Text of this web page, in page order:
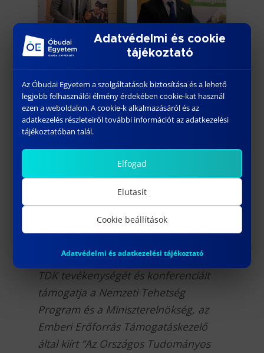
A Neumann János Informatikai Kar
TDK tevékenységét és konferenciáit
támogatja a Nemzeti Tehetség
Program és a Miniszterelnökség, az
Emberi Erőforrás Támogatáskezelő
által kiírt “Az Országos Tudományos
Adatvédelmi és cookie
tájékoztató
Az Óbudai Egyetem a szolgáltatások biztosítása és a lehető
legjobb felhasználói élmény érdekében cookie-kat használ
ezen a weboldalon. A cookie-k alkalmazásáról és az
adatkezelés részleteiről további információt az adatkezelési
tájékoztatóban talál.
Elfogad
Elutasít
Cookie beállítások
Adatvédelmi és adatkezelési tájékoztató